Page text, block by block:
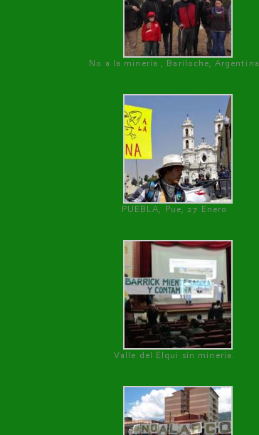
No a la minería , Bariloche, Argentina
PUEBLA, Pue, 27 Enero
Valle del Elqui sin minería.